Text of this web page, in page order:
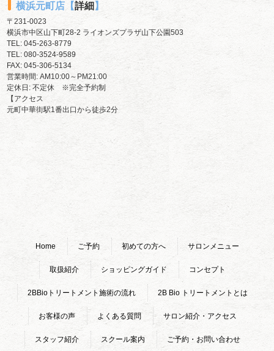
横浜元町店【詳細 】
〒231-0023
横浜市中区山下町28-2 ライオンズプラザ山下公園503
TEL:045-263-8779
TEL:080-3524-9589
FAX: 045-306-5134
営業時間: AM10:00～PM21:00
定休日: 不定休 ※完全予約制
【アクセス
元町中華街駅1番出口から徒歩2分
Home ご予約 初めての方へ サロンメニュー
取扱紹介 ショッピングガイド コンセプト
2BBioトリートメント施術の流れ 2B Bio トリートメントとは
お客様の声 よくある質問 サロン紹介・アクセス
スタッフ紹介 スクール案内 ご予約・お問い合わせ